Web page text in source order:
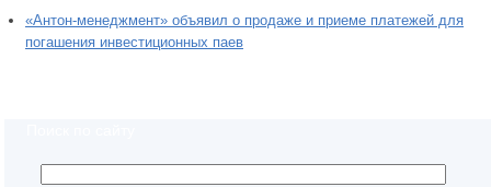
«Антон-менеджмент» объявил о продаже и приеме платежей для
погашения инвестиционных паев